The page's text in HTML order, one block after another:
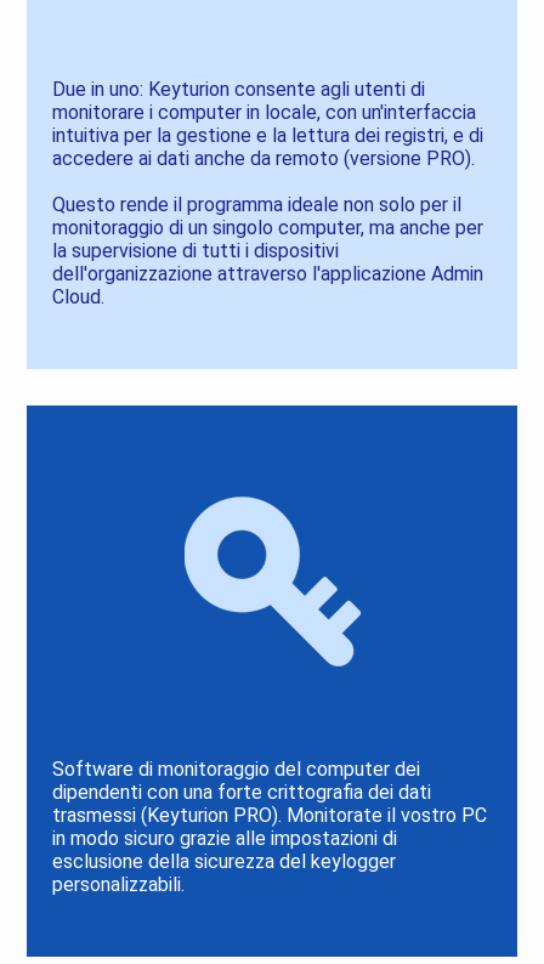
Due in uno: Keyturion consente agli utenti di
monitorare i computer in locale, con un'interfaccia
intuitiva per la gestione e la lettura dei registri, e di
accedere ai dati anche da remoto (versione PRO).
Questo rende il programma ideale non solo per il
monitoraggio di un singolo computer, ma anche per
la supervisione di tutti i dispositivi
dell'organizzazione attraverso l'applicazione Admin
Cloud.
Software di monitoraggio del computer dei
dipendenti con una forte crittografia dei dati
trasmessi (Keyturion PRO). Monitorate il vostro PC
in modo sicuro grazie alle impostazioni di
esclusione della sicurezza del keylogger
personalizzabili.